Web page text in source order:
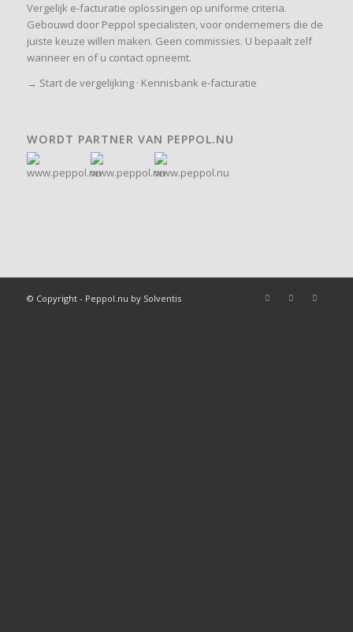
Vergelijk e-facturatie oplossingen op uniforme criteria.
Gebouwd door Peppol specialisten, voor ondernemers die de
juiste keuze willen maken. Geen commissies. U bepaalt zelf
wanneer en of u contact opneemt.
→ Start de vergelijking· Kennisbank e-facturatie
WORDT PARTNER VAN PEPPOL.NU
© Copyright - Peppol.nu by Solventis